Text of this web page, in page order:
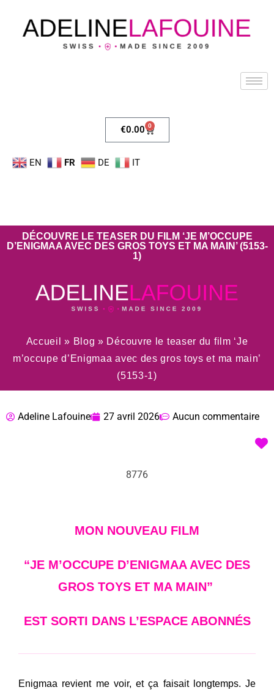
€0.00 0
EN FR DE IT
DÉCOUVRE LE TEASER DU FILM ‘JE M’OCCUPE
D’ENIGMAA AVEC DES GROS TOYS ET MA MAIN’ (5153-
1)
Accueil » Blog » Découvre le teaser du film ‘Je
m’occupe d’Enigmaa avec des gros toys et ma main’
(5153-1)
Adeline Lafouine 27 avril 2026 Aucun commentaire
8776
MON NOUVEAU FILM
“JE M’OCCUPE D’ENIGMAA AVEC DES
GROS TOYS ET MA MAIN”
EST SORTI DANS L’ESPACE ABONNÉS
Enigmaa revient me voir, et ça faisait longtemps. Je